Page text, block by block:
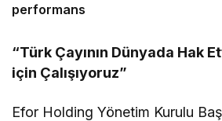
performans
“Türk Çayının Dünyada Hak
için Çalışıyoruz”
Efor Holding Yönetim Kurulu